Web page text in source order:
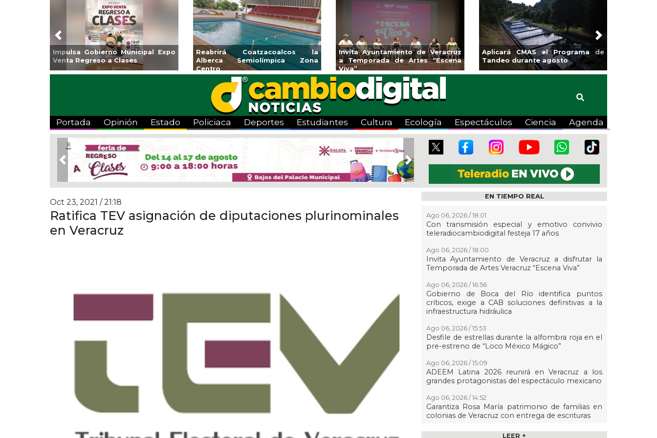
Impulsa Gobierno Municipal Expo
Venta Regreso a Clases
Reabrirá Coatzacoalcos la
Alberca Semiolímpica Zona
Centro
Invita Ayuntamiento de Veracruz
a Temporada de Artes “Escena
Viva”
Aplicará CMAS el Programa de
Tandeo durante agosto
Previous Next
Portada Opinión Estado Policiaca Deportes Estudiantes Cultura Ecología Espectáculos Ciencia Agenda
Previous Next
Oct 23, 2021 / 21:18
Ratifica TEV asignación de diputaciones plurinominales
en Veracruz
EN TIEMPO REAL
Ago 06, 2026 / 18:01
Con transmisión especial y emotivo convivio
teleradiocambiodigital festeja 17 años
Ago 06, 2026 / 18:00
Invita Ayuntamiento de Veracruz a disfrutar la
Temporada de Artes Veracruz “Escena Viva”
Ago 06, 2026 / 16:56
Gobierno de Boca del Río identifica puntos
críticos, exige a CAB soluciones definitivas a la
infraestructura hidráulica
Ago 06, 2026 / 15:53
Desfile de estrellas durante la alfombra roja en el
pre-estreno de “Loco México Mágico”
Ago 06, 2026 / 15:09
ADEEM Latina 2026 reunirá en Veracruz a los
grandes protagonistas del espectáculo mexicano
Ago 06, 2026 / 14:52
Garantiza Rosa María patrimonio de familias en
colonias de Veracruz con entrega de escrituras
Ago 06, 2026 / 14:45 LEER +